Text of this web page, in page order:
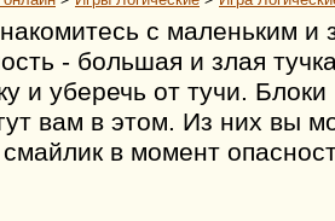
с маленьким
- большая и злая
и уберечь от тучи.
вам в этом. Из них вы
смайлик в момент